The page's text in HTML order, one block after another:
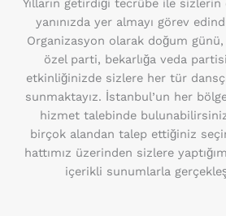
Yılların getirdiği tecrübe ile sizlerin
yanınızda yer almayı görev
Organizasyon olarak doğum günü,
özel parti, bekarlığa veda
etkinliğinizde sizlere her tür
sunmaktayız. İstanbul’un her
hizmet talebinde
birçok alandan talep ettiğiniz
hattımız üzerinden sizlere
içerikli sunumlarla